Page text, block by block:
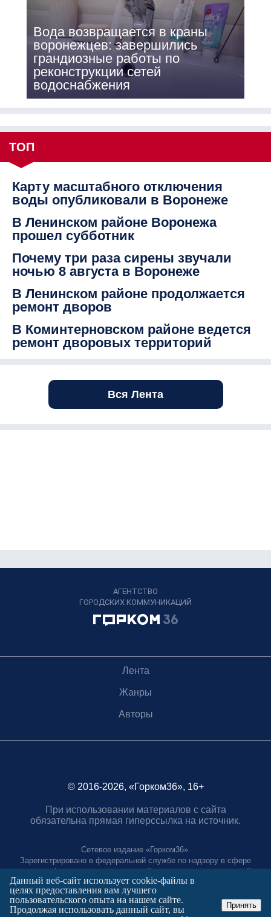
Вода возвращается в краны
воронежцев: завершились
грандиозные работы по
реконструкции сетей
водоснабжения
ТОП
Карту масштабного отключения
воды опубликовали в Воронеже
В Ленинском районе Воронежа
прошел субботник
Почему три раза сирены звучали
ночью 8 августа в Воронеже
В Ленинском районе продолжается
ремонт дворов
В Коминтерновском районе ведется
ремонт дворовых территорий
Вся Лента
АГЕНТСТВО
ГОРОДСКИХ КОММУНИКАЦИЙ
Лента
Жанры
Авторы
© 2016-2026, «Горком36», 16+
При использовании материалов с сайта
обязательна прямая гиперссылка на источник.
Сетевое издание «Горком36».
Зарегистрировано в федеральной службе по надзору в сфере
связи, информационных технологий и массовых коммуникаций.
Регистрационный номер ЭЛ № ФС77-88966 от 21 января 2025 г.
Учредитель: Муниципальное автономное учреждение "Агентство
городских коммуникаций"
Главный редактор:
Данный веб-сайт использует cookie-файлы в
целях предоставления вам лучшего
пользовательского опыта на нашем сайте.
Продолжая использовать данный сайт, вы
Принять